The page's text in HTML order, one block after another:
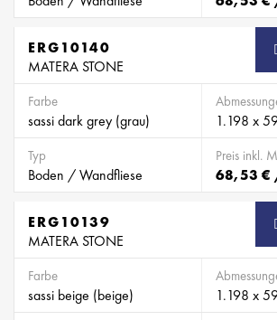
ERG10140
MATERA STONE
Farbe
sassi dark grey (grau) 1.198 x
Typ
Boden / Wandfliese
Preis inkl.
68,53 €
ERG10139
MATERA STONE
Farbe
sassi beige (beige) 1.198 x